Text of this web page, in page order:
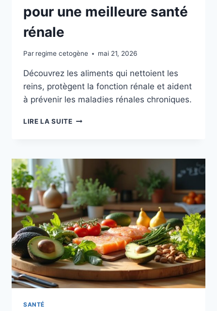
pour une meilleure santé
rénale
Par regime cetogène mai 21, 2026
Découvrez les aliments qui nettoient les
reins, protègent la fonction rénale et aident
à prévenir les maladies rénales chroniques.
LIRE LA SUITEALIMENTS
REINS
GUIDE
COMPLET
POUR
UNE
MEILLEURE
SANTÉ
RÉNALE
SANTÉ